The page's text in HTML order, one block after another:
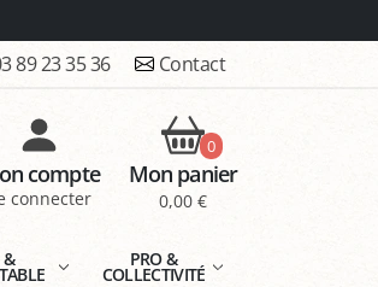
89 23 35 36 Contact
compte
connecter
0
Mon panier
0,00 €
& PRO &
COLLECTIVITÉ